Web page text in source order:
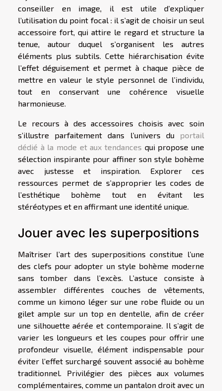
conseiller en image, il est utile d’expliquer
l’utilisation du point focal : il s’agit de choisir un seul
accessoire fort, qui attire le regard et structure la
tenue, autour duquel s’organisent les autres
éléments plus subtils. Cette hiérarchisation évite
l’effet déguisement et permet à chaque pièce de
mettre en valeur le style personnel de l’individu,
tout en conservant une cohérence visuelle
harmonieuse.
Le recours à des accessoires choisis avec soin
s’illustre parfaitement dans l’univers du portail
dédié à la mode et aux tendances qui propose une
sélection inspirante pour affiner son style bohème
avec justesse et inspiration. Explorer ces
ressources permet de s’approprier les codes de
l’esthétique bohème tout en évitant les
stéréotypes et en affirmant une identité unique.
Jouer avec les superpositions
Maîtriser l’art des superpositions constitue l’une
des clefs pour adopter un style bohème moderne
sans tomber dans l’excès. L’astuce consiste à
assembler différentes couches de vêtements,
comme un kimono léger sur une robe fluide ou un
gilet ample sur un top en dentelle, afin de créer
une silhouette aérée et contemporaine. Il s’agit de
varier les longueurs et les coupes pour offrir une
profondeur visuelle, élément indispensable pour
éviter l’effet surchargé souvent associé au bohème
traditionnel. Privilégier des pièces aux volumes
complémentaires, comme un pantalon droit avec un